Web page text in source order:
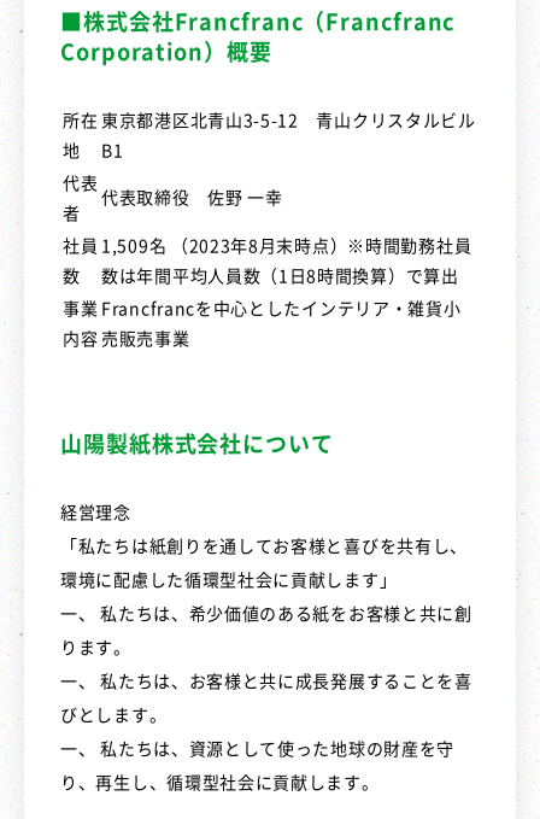
■株式会社Francfranc（Francfranc
Corporation）概要
所在
地
東京都港区北青山3-5-12 青山クリスタルビル
B1
代表
者
代表取締役 佐野 一幸
社員
数
1,509名 （2023年8月末時点）※時間勤務社員
数は年間平均人員数（1日8時間換算）で算出
事業
内容
Francfrancを中心としたインテリア・雑貨小
売販売事業
山陽製紙株式会社について
経営理念
「私たちは紙創りを通してお客様と喜びを共有し、
環境に配慮した循環型社会に貢献します」
一、 私たちは、希少価値のある紙をお客様と共に創
ります。
一、 私たちは、お客様と共に成長発展することを喜
びとします。
一、 私たちは、資源として使った地球の財産を守
り、再生し、循環型社会に貢献します。